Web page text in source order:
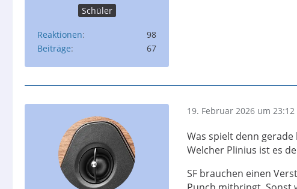
Schüler
Reaktionen
98
Beiträge
67
19. Februar 2026 um 23:12
Was spielt denn gerade
Welcher Plinius ist es
SF brauchen einen